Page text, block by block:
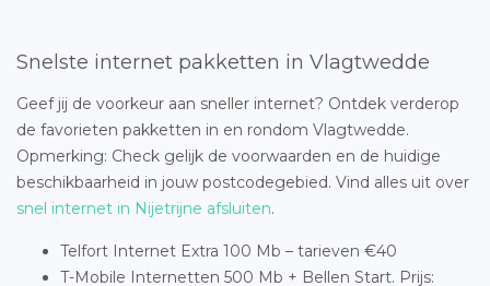
Snelste internet pakketten in Vlagtwedde
Geef jij de voorkeur aan sneller internet? Ontdek verderop
de favorieten pakketten in en rondom Vlagtwedde.
Opmerking: Check gelijk de voorwaarden en de huidige
beschikbaarheid in jouw postcodegebied. Vind alles uit over
snel internet in Nijetrijne afsluiten.
Telfort Internet Extra 100 Mb – tarieven €40
T-Mobile Internetten 500 Mb + Bellen Start. Prijs: